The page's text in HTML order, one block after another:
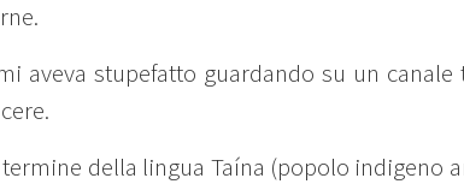
aveva stupefatto guardando su un
della lingua Taína (popolo indigeno